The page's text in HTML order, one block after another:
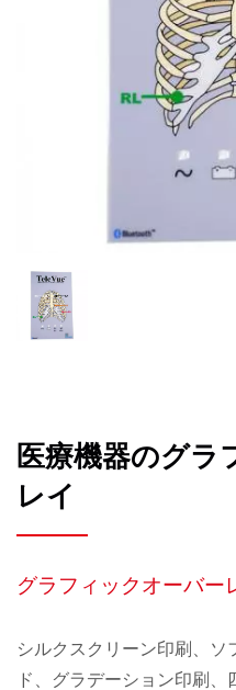
医療機器のグラ
レイ
グラフィックオーバー
シルクスクリーン印刷、ソ
ド、グラデーション印刷、